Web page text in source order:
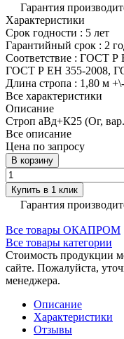
Гарантия
Характеристики
Срок годности : 5 лет
Гарантийный срок : 2
Соответствие : ГОСТ Р
ГОСТ Р ЕН 355-2008,
Длина стропа : 1,80 м
Все характеристики
Описание
Строп аВд+К25 (Ог,
Все описание
Цена по запросу
В корзину
Купить в 1 клик
Гарантия
Все товары ОКАПРОМ
Все товары категории
Стоимость продукции
сайте. Пожалуйста,
менеджера.
Описание
Характеристики
Отзывы